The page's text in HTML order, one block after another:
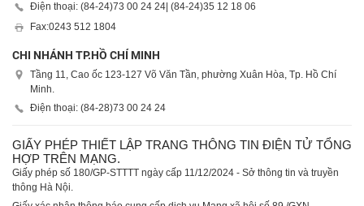
Điện thoại: (84-24)73 00 24 24 | (84-24)35 12 18 06
Fax:0243 512 1804
CHI NHÁNH TP.HỒ CHÍ MINH
Tầng 11, Cao ốc 123-127 Võ Văn Tần, phường Xuân Hòa, Tp. Hồ Chí
Minh.
Điện thoại: (84-28)73 00 24 24
GIẤY PHÉP THIẾT LẬP TRANG THÔNG TIN ĐIỆN TỬ TỔNG
HỢP TRÊN MẠNG.
Giấy phép số 180/GP-STTTT ngày cấp 11/12/2024 - Sở thông tin và truyền
thông Hà Nội.